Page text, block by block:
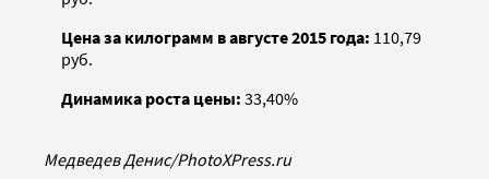
Цена за килограмм в августе 2015 года: 110,79
руб.
Динамика роста цены: 33,40%
Медведев Денис/PhotoXPress.ru